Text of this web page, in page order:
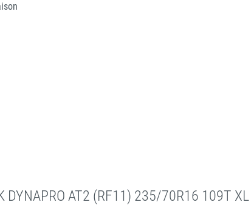
AT2 (RF11) 235/70R16 109T XL